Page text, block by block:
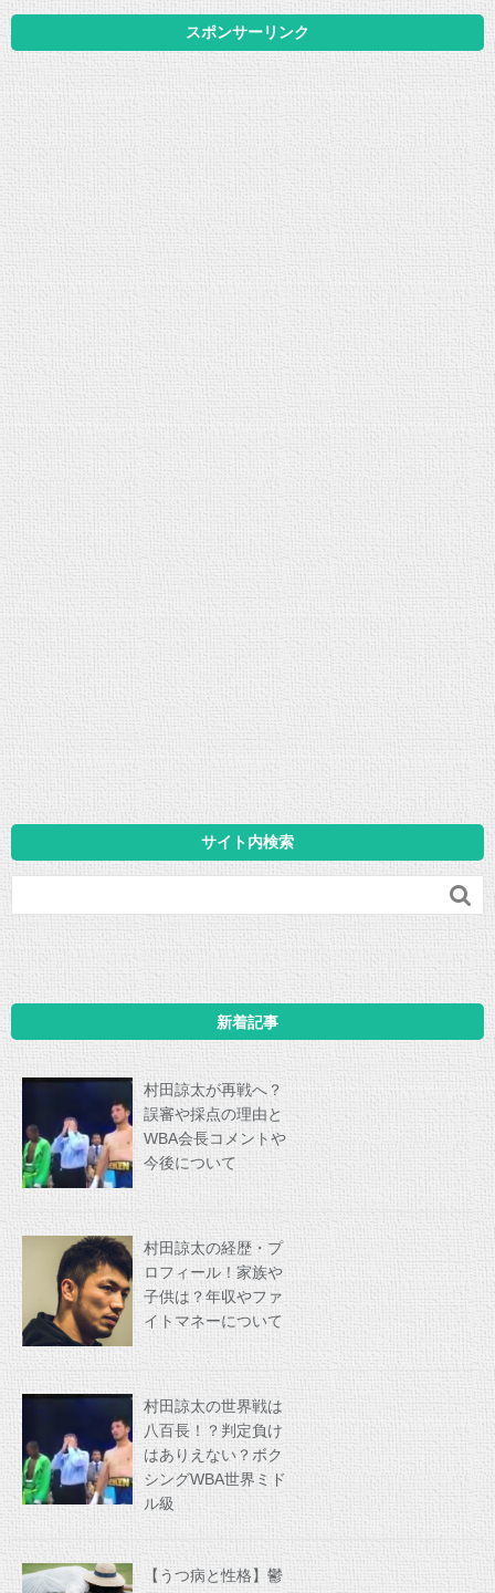
スポンサーリンク
サイト内検索

新着記事
村田諒太が再戦へ？
誤審や採点の理由と
WBA会長コメントや
今後について
村田諒太の経歴・プ
ロフィール！家族や
子供は？年収やファ
イトマネーについて
村田諒太の世界戦は
八百長！？判定負け
はありえない？ボク
シングWBA世界ミド
ル級
【うつ病と性格】鬱